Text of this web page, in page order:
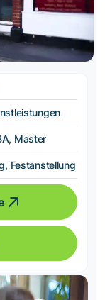
Master
Festanstellung